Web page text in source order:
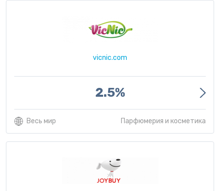
vicnic.com
2.5%
Весь мир Парфюмерия и косметика